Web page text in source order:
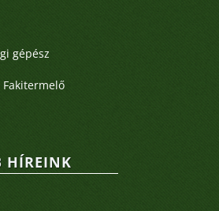
gépész
Fakitermelő
HÍREINK